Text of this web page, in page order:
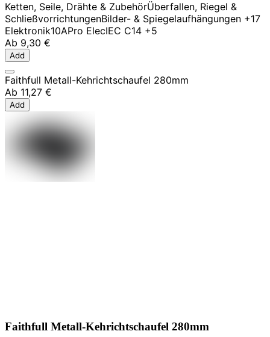
Ketten, Seile, Drähte & ZubehörÜberfallen, Riegel &
SchließvorrichtungenBilder- & Spiegelaufhängungen +17
Elektronik10APro ElecIEC C14 +5
Ab 9,30 €
Add
Faithfull Metall-Kehrichtschaufel 280mm
Ab 11,27 €
Add
Faithfull Metall-Kehrichtschaufel 280mm